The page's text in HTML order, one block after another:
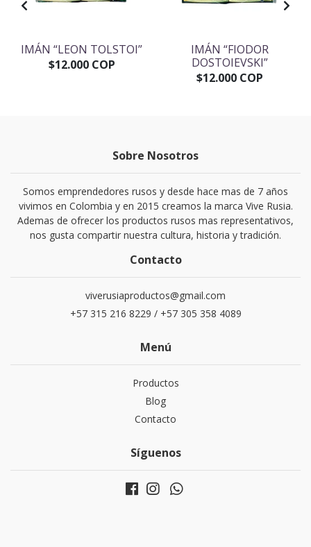
IMÁN “LEON TOLSTOI”
$12.000 COP
IMÁN “FIODOR
DOSTOIEVSKI”
$12.000 COP
Sobre Nosotros
Somos emprendedores rusos y desde hace mas de 7 años
vivimos en Colombia y en 2015 creamos la marca Vive Rusia.
Ademas de ofrecer los productos rusos mas representativos,
nos gusta compartir nuestra cultura, historia y tradición.
Contacto
viverusiaproductos@gmail.com
+57 315 216 8229 / +57 305 358 4089
Menú
Productos
Blog
Contacto
Síguenos